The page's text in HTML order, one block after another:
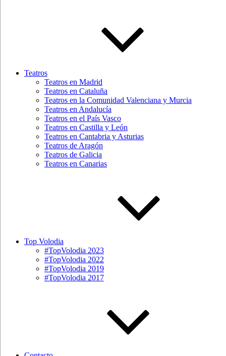
Teatros
Teatros en Madrid
Teatros en Cataluña
Teatros en la Comunidad Valenciana y Murcia
Teatros en Andalucía
Teatros en el País Vasco
Teatros en Castilla y León
Teatros en Cantabria y Asturias
Teatros de Aragón
Teatros de Galicia
Teatros en Canarias
Top Volodia
#TopVolodia 2023
#TopVolodia 2022
#TopVolodia 2019
#TopVolodia 2017